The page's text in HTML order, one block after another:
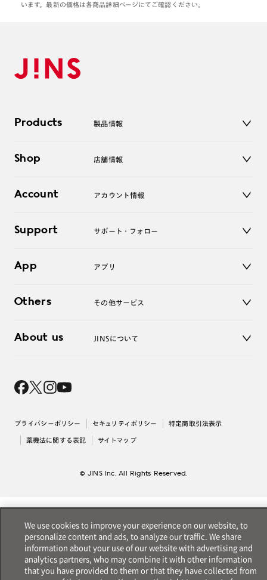
います。最新の価格は各商品詳細ページにてご確認ください。
Products 製品情報
サングラス
コンタクトレンズ
アクセサリー
Shop 店舗情報
オンラインショップ
Account アカウント情報
ログアウト
Support サポート・フォロー
よくあるご質問
お問い合わせ
App アプリ
Others その他サービス
レンズ交換
About us JINSについて
採用情報
出店について
プライバシーポリシー セキュリティポリシー 特定商取引法表示
薬機法に関する表記 サイトマップ
© JINS Inc. All Rights Reserved.
We use cookies to improve your experience on our website, to
personalize content and ads, to analyze our traffic. We share
information about your use of our website with advertising and
analytics partners, who may combine it with other information
that you have provided to them or that they have collected from